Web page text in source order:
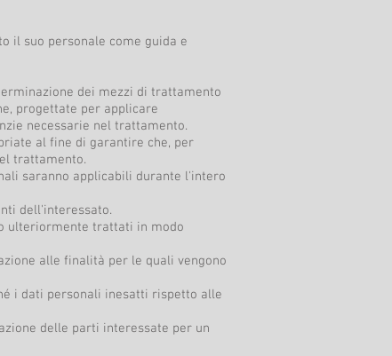
il suo personale come guida e
dei mezzi di trattamento
progettate per applicare
necessarie nel trattamento.
al fine di garantire che, per
trattamento.
saranno applicabili durante l'intero
dell'interessato.
ulteriormente trattati in modo
alle finalità per le quali vengono
i dati personali inesatti rispetto alle
delle parti interessate per un